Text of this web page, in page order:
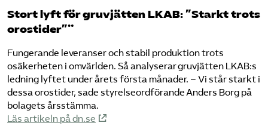
Stort lyft för gruvjätten LKAB: ”Starkt trots
orostider”¨
Fungerande leveranser och stabil produktion trots
osäkerheten i omvärlden. Så analyserar gruvjätten LKAB:s
ledning lyftet under årets första månader. – Vi står starkt i
dessa orostider, sade styrelseordförande Anders Borg på
bolagets årsstämma.
Läs artikeln på dn.se